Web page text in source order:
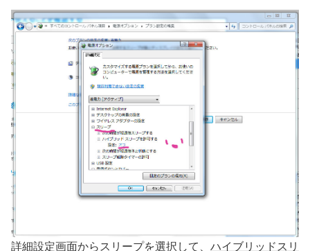
詳細設定画面からスリープを選択して、 ハイブリッドスリ